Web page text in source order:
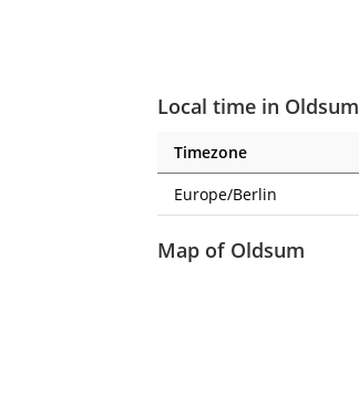
Local time in Oldsum
Timezone
Europe/Berlin
Map of Oldsum